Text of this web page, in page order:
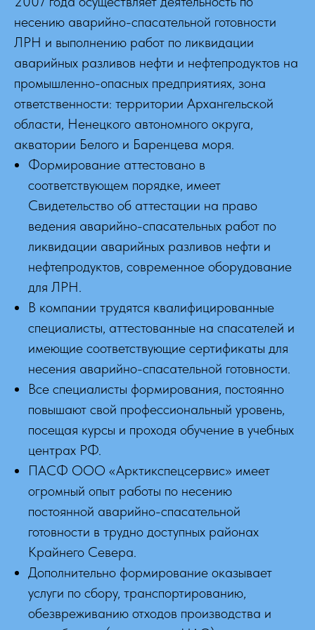
ООО
"АРКТИКСПЕЦСЕРВИС"
ПРОФЕССИОНАЛЬНОЕ АВАРИЙНО-
СПАСАТЕЛЬНОЕ ФОРМИРОВАНИЕ
несению аварийно-спасательной готовности
ЛРН и выполнению работ по ликвидации
аварийных разливов нефти и нефтепродуктов на
промышленно-опасных предприятиях, зона
ответственности: территории Архангельской
области, Ненецкого автономного округа,
акватории Белого и Баренцева моря.
Формирование аттестовано в
соответствующем порядке, имеет
Свидетельство об аттестации на право
ведения аварийно-спасательных работ по
ликвидации аварийных разливов нефти и
нефтепродуктов, современное оборудование
для ЛРН.
В компании трудятся квалифицированные
специалисты, аттестованные на спасателей и
имеющие соответствующие сертификаты для
несения аварийно-спасательной готовности.
Все специалисты формирования, постоянно
повышают свой профессиональный уровень,
посещая курсы и проходя обучение в учебных
центрах РФ.
ПАСФ ООО «Арктикспецсервис» имеет
огромный опыт работы по несению
постоянной аварийно-спасательной
готовности в трудно доступных районах
Крайнего Севера.
Дополнительно формирование оказывает
услуги по сбору, транспортированию,
обезвреживанию отходов производства и